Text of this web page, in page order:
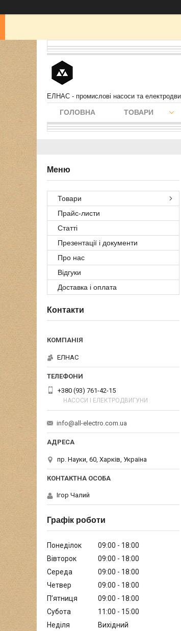
ЕЛНАС - промислові насоси та
ГОЛОВНА ТОВАРИ
Товари
Прайс-листи
Статті
Презентації і документи
Про нас
Відгуки
Доставка і оплата
Контакти
ЕЛНАС
+380 (93) 761-42-15
НАСОСИ І ЕЛЕКТРОДВИГУНИ
info@all-electro.com.ua
пр. Науки, 60, Харків, Україна
Ігор Чалий
Графік роботи
Понеділок 09:00
18:00
Вівторок
09:00
18:00
Середа
09:00
18:00
Четвер
09:00
18:00
Пʼятниця
09:00
18:00
Субота
11:00
15:00
Неділя
Вихідний